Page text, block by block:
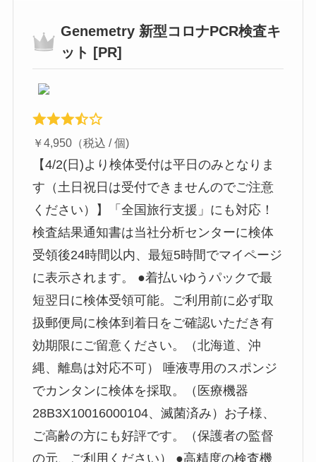
Genemetry 新型コロナPCR検査キ
ット [PR]
￥4,950（税込 / 個)
【4/2(日)より検体受付は平日のみとなりま
す（土日祝日は受付できませんのでご注意
ください）】「全国旅行支援」にも対応！
検査結果通知書は当社分析センターに検体
受領後24時間以内、最短5時間でマイページ
に表示されます。 ●着払いゆうパックで最
短翌日に検体受領可能。ご利用前に必ず取
扱郵便局に検体到着日をご確認いただき有
効期限にご留意ください。（北海道、沖
縄、離島は対応不可） 唾液専用のスポンジ
でカンタンに検体を採取。（医療機器
28B3X10016000104、滅菌済み）お子様、
ご高齢の方にも好評です。（保護者の監督
の元、ご利用ください） ●高精度の検査機